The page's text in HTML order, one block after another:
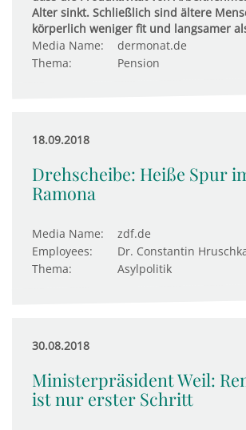
Alter sinkt. Schließlich sind ältere
körperlich weniger fit und langsamer
Media Name:
dermonat.de
Thema:
Pension
18.09.2018
Drehscheibe: Heiße Spur
Ramona
Media Name:
zdf.de
Employees:
Dr. Constantin
Thema:
Asylpolitik
30.08.2018
Ministerpräsident Weil:
ist nur erster Schritt